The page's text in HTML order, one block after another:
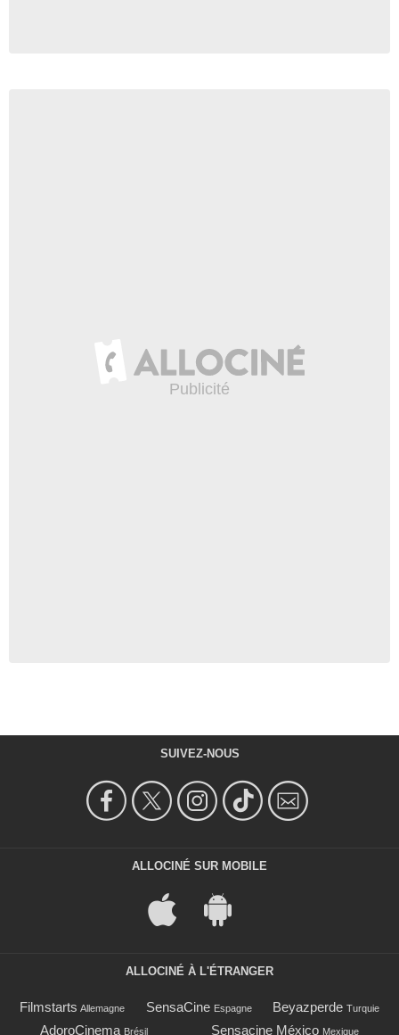
SUIVEZ-NOUS
ALLOCINÉ SUR MOBILE
ALLOCINÉ À L'ÉTRANGER
Filmstarts Allemagne SensaCine Espagne Beyazperde Turquie
AdoroCinema Brésil Sensacine México Mexique